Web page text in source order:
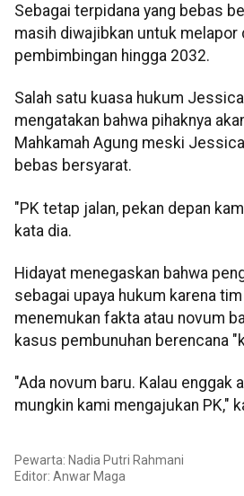
Sebagai terpidana yang bebas
masih diwajibkan untuk melapor
pembimbingan hingga 2032.
Salah satu kuasa hukum
mengatakan bahwa pihaknya
Mahkamah Agung meski
bebas bersyarat.
"PK tetap jalan, pekan depan
kata dia.
Hidayat menegaskan bahwa
sebagai upaya hukum karena
menemukan fakta atau novum
kasus pembunuhan berencana
"Ada novum baru. Kalau enggak
mungkin kami mengajukan PK,"
Pewarta: Nadia Putri Rahmani
Editor: Anwar Maga